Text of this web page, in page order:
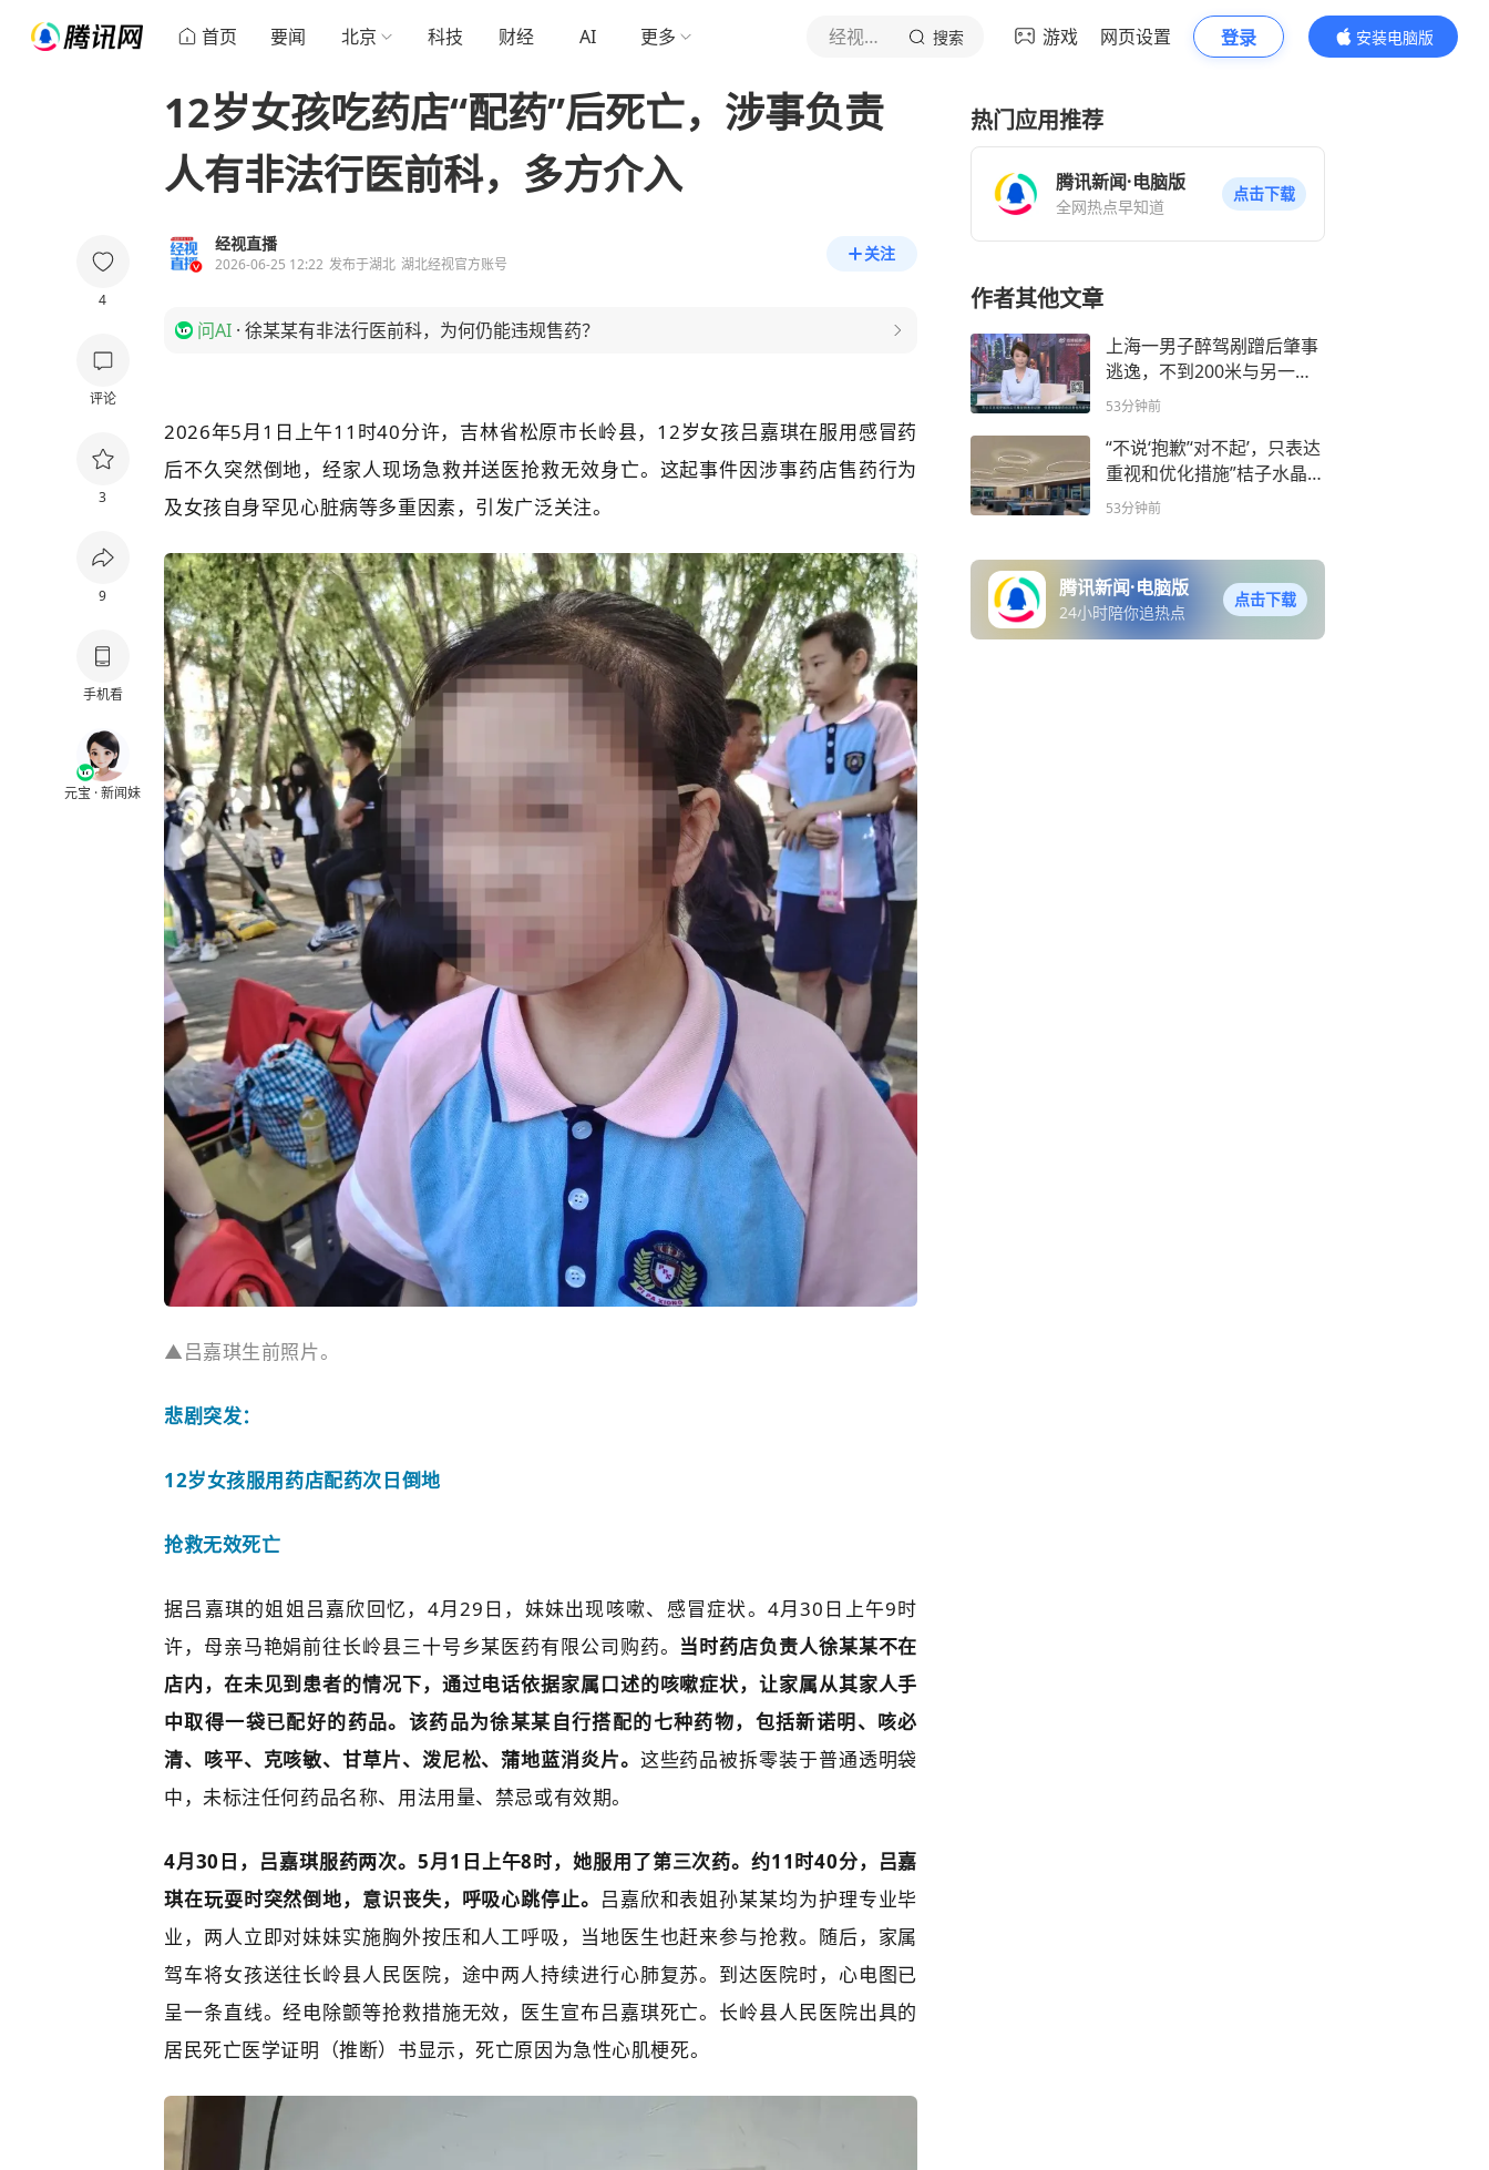
首页 要闻 北京 科技 财经 AI 更多 经视直播 搜索 游戏 网页设置 登录
安装电脑版
内容更精彩
4
评论
3
9
手机看
元宝 · 新闻妹
12岁女孩吃药店“配药”后死亡，涉事负责
人有非法行医前科，多方介入
经视直播
2026-06-25 12:22 发布于湖北 湖北经视官方账号
关注
问AI · 徐某某有非法行医前科，为何仍能违规售药？
2026年5月1日上午11时40分许，吉林省松原市长岭县，12岁女孩吕嘉琪在服用感冒药
后不久突然倒地，经家人现场急救并送医抢救无效身亡。这起事件因涉事药店售药行为
及女孩自身罕见心脏病等多重因素，引发广泛关注。
▲吕嘉琪生前照片。
悲剧突发：
12岁女孩服用药店配药次日倒地
抢救无效死亡
据吕嘉琪的姐姐吕嘉欣回忆，4月29日，妹妹出现咳嗽、感冒症状。4月30日上午9时
许，母亲马艳娟前往长岭县三十号乡某医药有限公司购药。 当时药店负责人徐某某不在
店内，在未见到患者的情况下，通过电话依据家属口述的咳嗽症状，让家属从其家人手
中取得一袋已配好的药品。该药品为徐某某自行搭配的七种药物，包括新诺明、咳必
清、咳平、克咳敏、甘草片、泼尼松、蒲地蓝消炎片。 这些药品被拆零装于普通透明袋
中，未标注任何药品名称、用法用量、禁忌或有效期。
4月30日，吕嘉琪服药两次。5月1日上午8时，她服用了第三次药。约11时40分，吕嘉
琪在玩耍时突然倒地，意识丧失，呼吸心跳停止。 吕嘉欣和表姐孙某某均为护理专业毕
业，两人立即对妹妹实施胸外按压和人工呼吸，当地医生也赶来参与抢救。随后，家属
驾车将女孩送往长岭县人民医院，途中两人持续进行心肺复苏。到达医院时，心电图已
呈一条直线。经电除颤等抢救措施无效，医生宣布吕嘉琪死亡。长岭县人民医院出具的
居民死亡医学证明（推断）书显示，死亡原因为急性心肌梗死。
热门应用推荐
腾讯新闻·电脑版
全网热点早知道
点击下载
作者其他文章
上海一男子醉驾剐蹭后肇事
逃逸，不到200米与另一车
辆剧烈碰撞，交警就在事故
肇事逃逸被刑拘
53分钟前
“不说‘抱歉’‘对不起’，只表达
重视和优化措施”桔子水晶酒
店AI回复“翻车”，涉事门店
53分钟前
腾讯新闻·电脑版
24小时陪你追热点
点击下载